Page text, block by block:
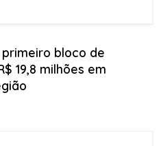
bloco de
19,8 milhões em